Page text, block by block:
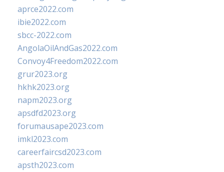
aprce2022.com
ibie2022.com
sbcc-2022.com
AngolaOilAndGas2022.com
Convoy4Freedom2022.com
grur2023.org
hkhk2023.org
napm2023.org
apsdfd2023.org
forumausape2023.com
imkl2023.com
careerfaircsd2023.com
apsth2023.com